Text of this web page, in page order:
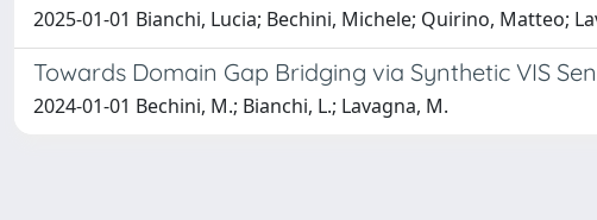
2025-01-01 Bianchi, Lucia; Bechini, Michele; Quirino, Matteo;
Towards Domain Gap Bridging via Synthetic VIS
2024-01-01 Bechini, M.; Bianchi, L.; Lavagna, M.